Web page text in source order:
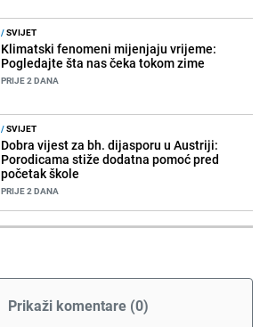
/SVIJET
Klimatski fenomeni mijenjaju vrijeme:
Pogledajte šta nas čeka tokom zime
PRIJE 2 DANA
/SVIJET
Dobra vijest za bh. dijasporu u Austriji:
Porodicama stiže dodatna pomoć pred
početak škole
PRIJE 2 DANA
Prikaži komentare (0)